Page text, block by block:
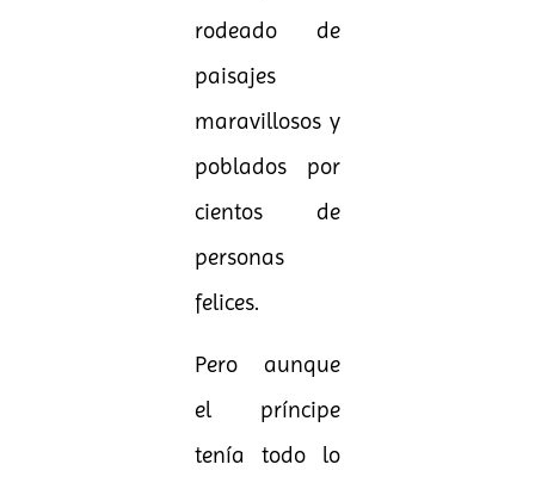
rodeado de
paisajes
maravillosos y
poblados por
cientos de
personas
felices.
Pero aunque
el príncipe
tenía todo lo